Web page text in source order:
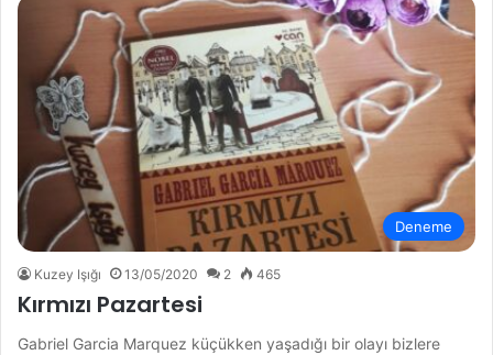
Deneme
Kuzey Işığı 13/05/2020 2 465
Kırmızı Pazartesi
Gabriel Garcia Marquez küçükken yaşadığı bir olayı bizlere